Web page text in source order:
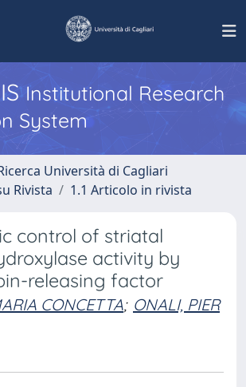
Institutional Research
System
Università di Cagliari
Rivista
1.1 Articolo in rivista
control of striatal
activity by
releasing factor
CONCETTA; ONALI, PIER